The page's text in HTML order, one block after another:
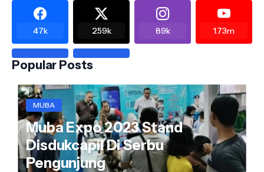
47k 259k 89k 1.73m
Popular Posts
MUBA
Muba Expo 2023 Stand
Disdukcapil Di Serbu
Pengunjung